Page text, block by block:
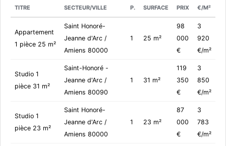
TITRE SECTEUR/VILLE P. SURFACE PRIX €/M²
Appartement
1 pièce 25 m²
Saint Honoré-
Jeanne d'Arc /
Amiens 80000
1 25 m²
98
000
€
3
920
€/m²
Studio 1
pièce 31 m²
Saint-Honoré -
Jeanne d'Arc /
Amiens 80090
1 31 m²
119
350
€
3
850
€/m²
Studio 1
pièce 23 m²
Saint Honoré-
Jeanne d'Arc /
Amiens 80000
1 23 m²
87
000
€
3
783
€/m²